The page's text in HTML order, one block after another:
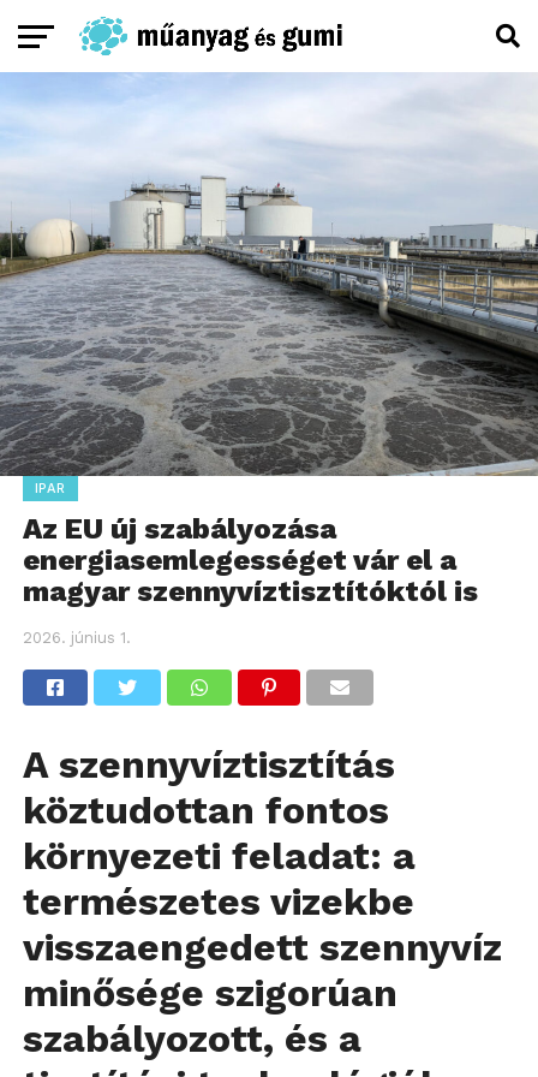
IPAR
Az EU új szabályozása
energiasemlegességet vár el a
magyar szennyvíztisztítóktól is
2026. június 1.
A szennyvíztisztítás
köztudottan fontos
környezeti feladat: a
természetes vizekbe
visszaengedett szennyvíz
minősége szigorúan
szabályozott, és a